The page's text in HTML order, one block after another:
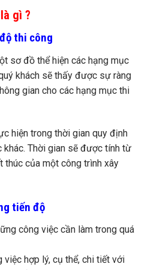
gì ?
thi công
sơ đồ thể hiện các hạng mục
khách sẽ thấy được sự ràng
gian cho các hạng mục thi
hiện trong thời gian quy định
khác. Thời gian sẽ được tính từ
thúc của một công trình xây
tiến độ
công việc cần làm trong quá
việc hợp lý, cụ thể, chi tiết với